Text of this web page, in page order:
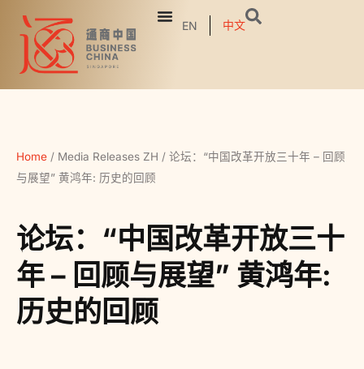
EN 中文
Home / Media Releases ZH / 论坛：“中国改革开放三十年 – 回顾
与展望” 黄鸿年: 历史的回顾
论坛：“中国改革开放三十
年 – 回顾与展望” 黄鸿年:
历史的回顾